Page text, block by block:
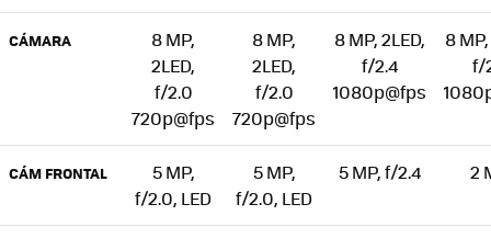
CÁMARA
8 MP,
2LED,
f/2.0
720p@fps
8 MP,
2LED,
f/2.0
720p@fps
8 MP, 2LED,
f/2.4
1080p@fps
8
f/
CÁM FRONTAL
5 MP,
f/2.0, LED
5 MP,
f/2.0, LED
5 MP, f/2.4 2